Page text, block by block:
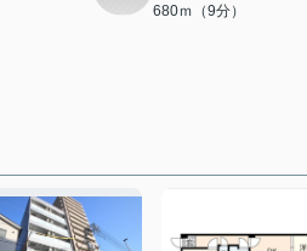
680ｍ（9分）